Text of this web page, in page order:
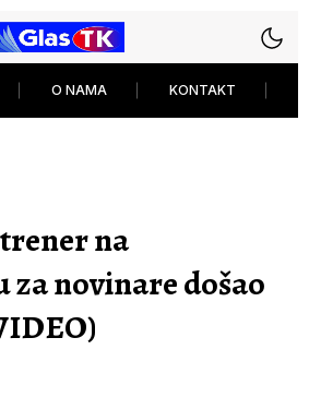
O NAMA KONTAKT
na
novinare došao